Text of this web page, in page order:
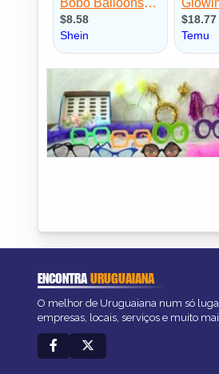
ENCONTRAURUGUAIANA
O melhor de Uruguaiana num só
empresas, locais, serviços e muito